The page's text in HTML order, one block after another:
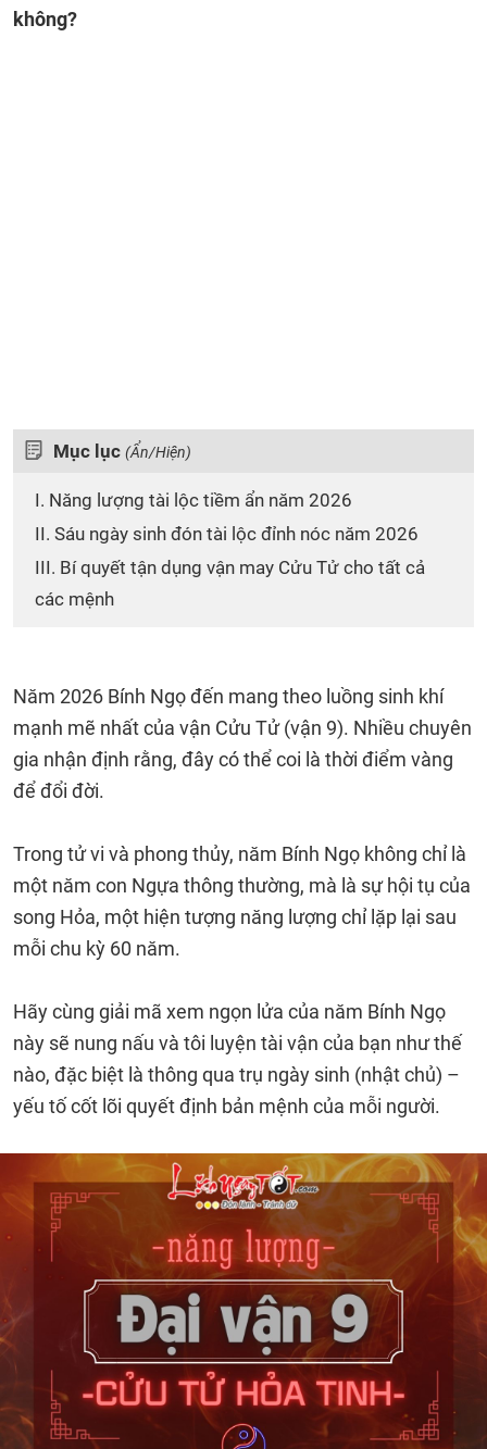
không?
Mục lục (Ẩn/Hiện)
I. Năng lượng tài lộc tiềm ẩn năm 2026
II. Sáu ngày sinh đón tài lộc đỉnh nóc năm 2026
III. Bí quyết tận dụng vận may Cửu Tử cho tất cả
các mệnh
Năm 2026 Bính Ngọ đến mang theo luồng sinh khí
mạnh mẽ nhất của vận Cửu Tử (vận 9). Nhiều chuyên
gia nhận định rằng, đây có thể coi là thời điểm vàng
để đổi đời.
Trong tử vi và phong thủy, năm Bính Ngọ không chỉ là
một năm con Ngựa thông thường, mà là sự hội tụ của
song Hỏa, một hiện tượng năng lượng chỉ lặp lại sau
mỗi chu kỳ 60 năm.
Hãy cùng giải mã xem ngọn lửa của năm Bính Ngọ
này sẽ nung nấu và tôi luyện tài vận của bạn như thế
nào, đặc biệt là thông qua trụ ngày sinh (nhật chủ) –
yếu tố cốt lõi quyết định bản mệnh của mỗi người.